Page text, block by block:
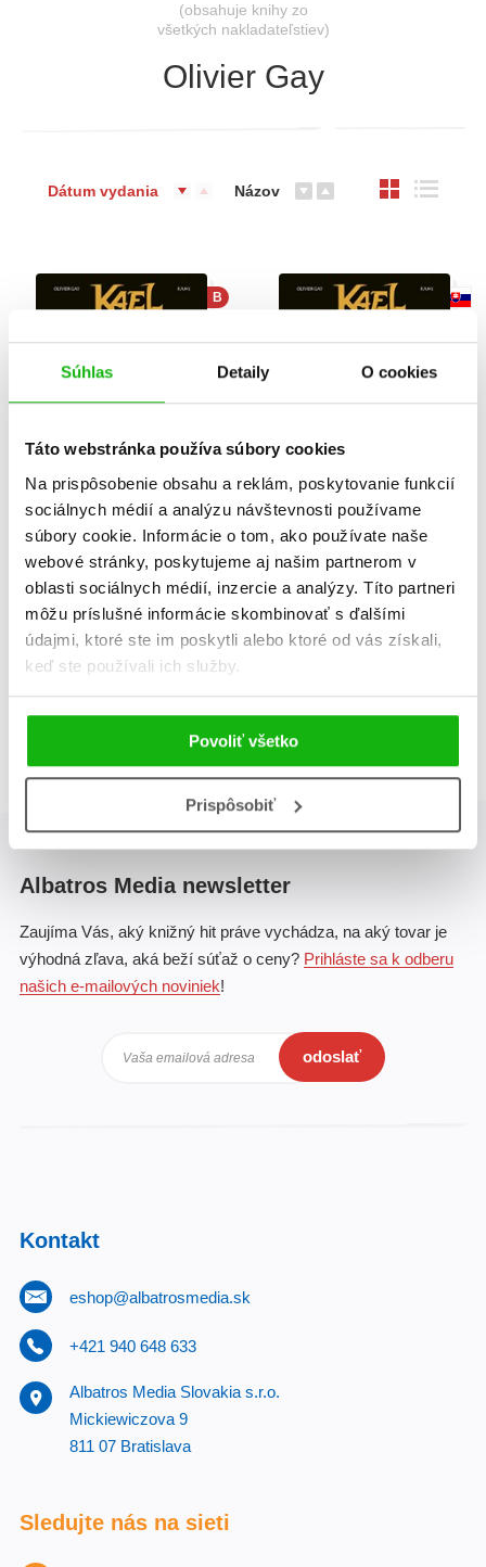
Súhlas Detaily O cookies
Táto webstránka používa súbory cookies
Na prispôsobenie obsahu a reklám, poskytovanie funkcií
sociálnych médií a analýzu návštevnosti používame
súbory cookie. Informácie o tom, ako používate naše
webové stránky, poskytujeme aj našim partnerom v
oblasti sociálnych médií, inzercie a analýzy. Títo partneri
môžu príslušné informácie skombinovať s ďalšími
údajmi, ktoré ste im poskytli alebo ktoré od vás získali,
keď ste používali ich služby.
Povoliť všetko
Prispôsobiť
(obsahuje knihy zo
všetkých nakladateľstiev)
Olivier Gay
Dátum vydania Názov
B
Kael - chlapec bez
totemu
Olivier Gay
Kael - chlapec bez
totemu (2. akosť)
Olivier Gay
Albatros Media newsletter
Zaujíma Vás, aký knižný hit práve vychádza, na aký tovar je
výhodná zľava, aká beží súťaž o ceny? Prihláste sa k odberu
našich e-mailových noviniek!
Vaša emailová adresa odoslať
Kontakt
eshop@albatrosmedia.sk
+421 940 648 633
Albatros Media Slovakia s.r.o.
Mickiewiczova 9
811 07 Bratislava
Sledujte nás na sieti